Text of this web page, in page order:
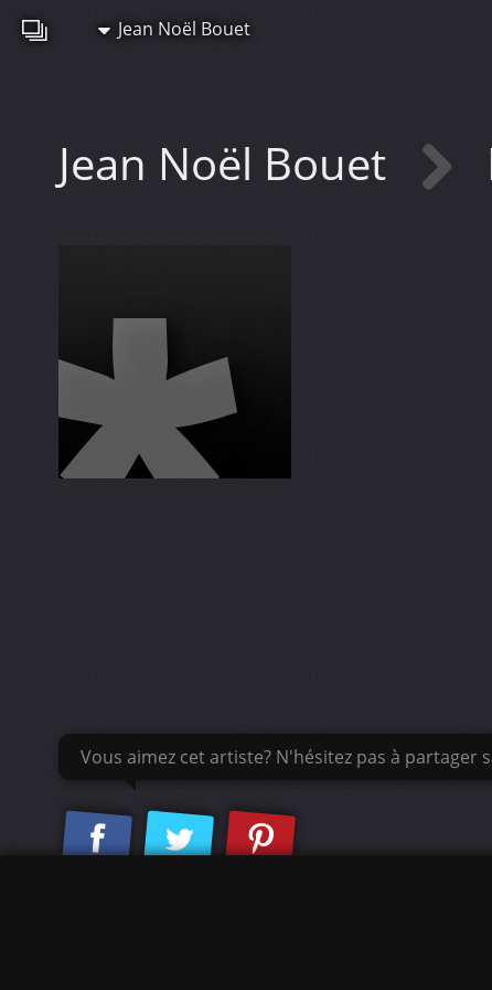
Jean Noël Bouet
Jean Noël Bouet
Vous aimez cet artiste? N'hésitez pas à partager